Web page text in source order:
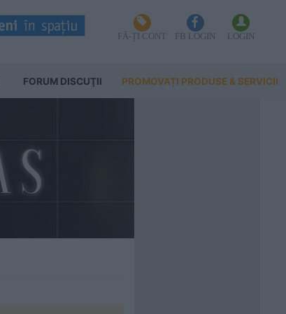
FĂ-ȚI CONT FB LOGIN LOGIN
FORUM DISCUŢII PROMOVAȚI PRODUSE & SERVICII